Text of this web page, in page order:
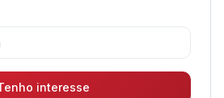
interesse